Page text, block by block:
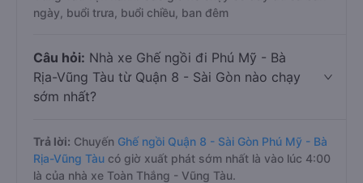
ngày, buổi trưa, buổi chiều, ban đêm
Câu hỏi: Nhà xe Ghế ngồi đi Phú Mỹ - Bà
Rịa-Vũng Tàu từ Quận 8 - Sài Gòn nào chạy
sớm nhất?
Trả lời: Chuyến Ghế ngồi Quận 8 - Sài Gòn Phú Mỹ - Bà
Rịa-Vũng Tàu có giờ xuất phát sớm nhất là vào lúc 4:00
là của nhà xe Toàn Thắng - Vũng Tàu.